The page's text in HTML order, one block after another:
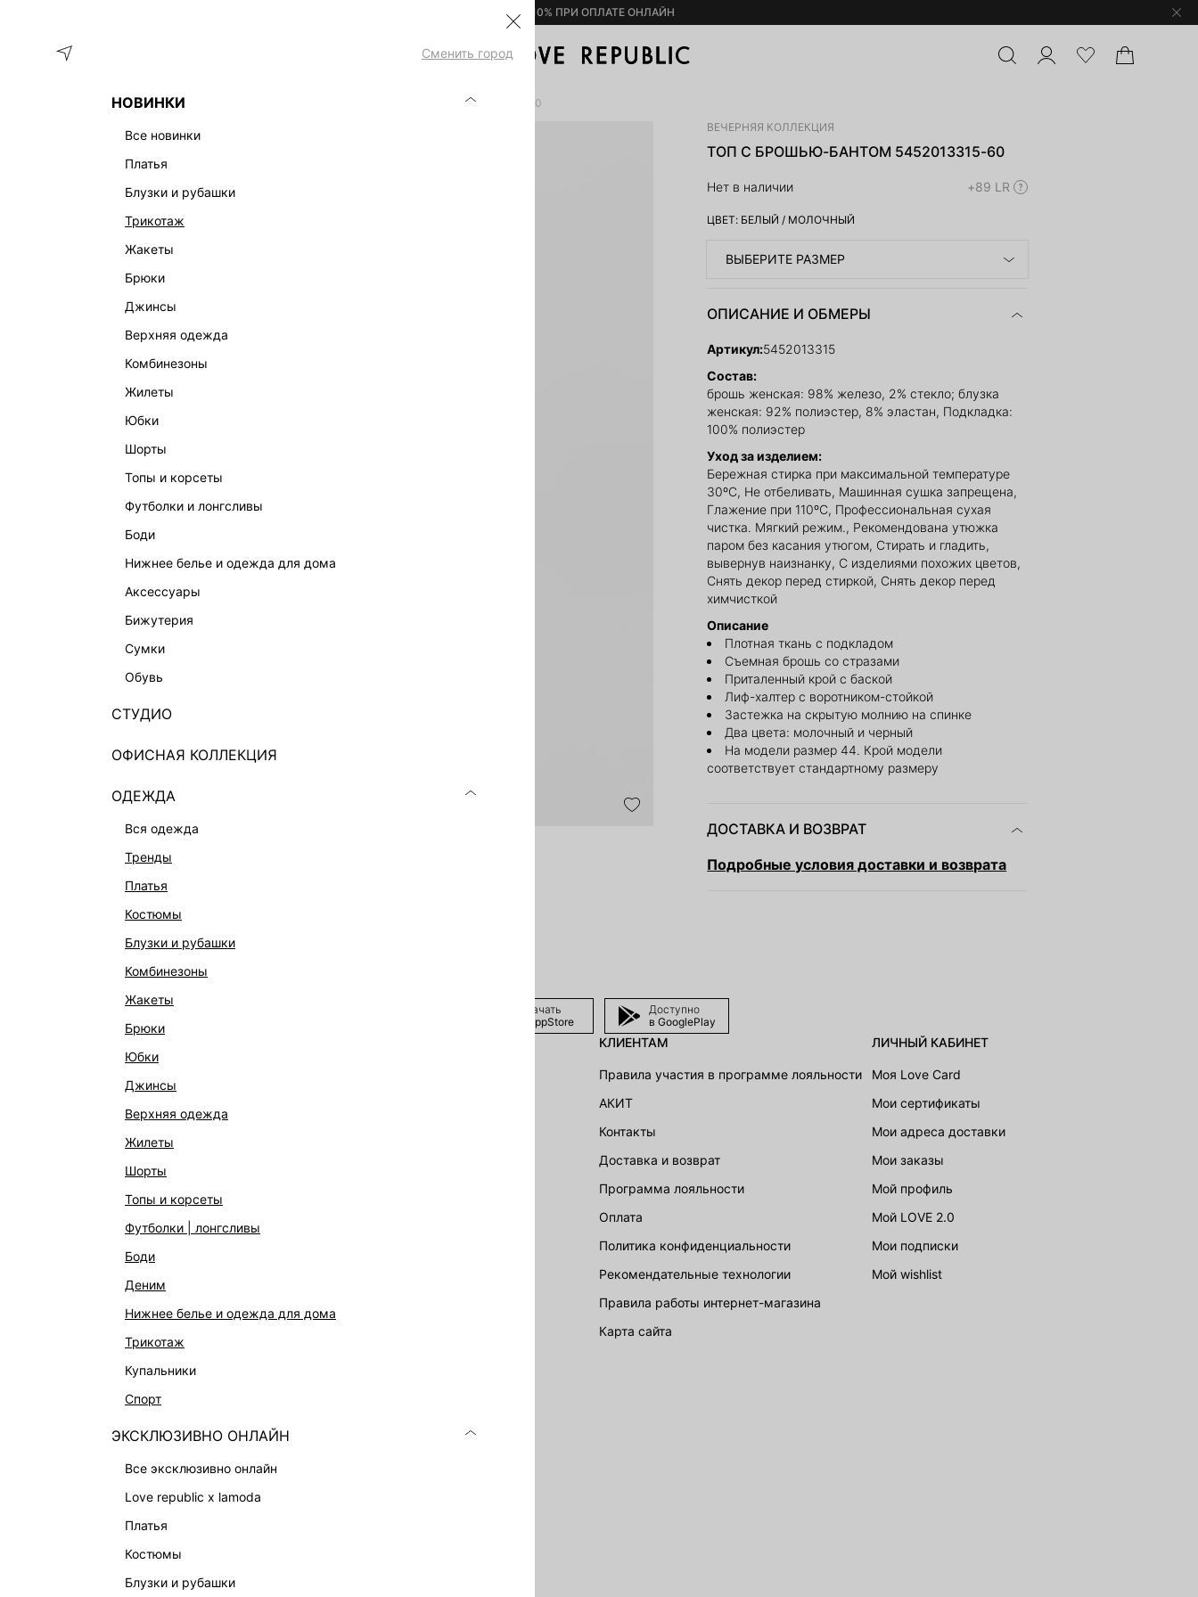
– 10% ПРИ ОПЛАТЕ ОНЛАЙН
Сменить город
НОВИНКИ
все новинки
платья
блузки и рубашки
трикотаж
жакеты
брюки
джинсы
верхняя одежда
комбинезоны
жилеты
юбки
шорты
топы и корсеты
футболки и лонгсливы
боди
нижнее белье и одежда для дома
аксессуары
бижутерия
сумки
обувь
СТУДИО
ОФИСНАЯ КОЛЛЕКЦИЯ
ОДЕЖДА
вся одежда
тренды
платья
костюмы
блузки и рубашки
комбинезоны
жакеты
брюки
юбки
джинсы
верхняя одежда
жилеты
шорты
топы и корсеты
футболки | лонгсливы
боди
деним
нижнее белье и одежда для дома
трикотаж
купальники
спорт
ЭКСКЛЮЗИВНО ОНЛАЙН
все эксклюзивно онлайн
love republic x lamoda
платья
костюмы
блузки и рубашки
ОДЕЖДА
ТОП С БРОШЬЮ-БАНТОМ 5452013315-60
ВЕЧЕРНЯЯ КОЛЛЕКЦИЯ
ТОП С БРОШЬЮ-БАНТОМ 5452013315-60
Нет в наличии +89 LR
ЦВЕТ: БЕЛЫЙ / МОЛОЧНЫЙ
ВЫБЕРИТЕ РАЗМЕР
ОПИСАНИЕ И ОБМЕРЫ
Артикул:5452013315
Состав:
брошь женская: 98% железо, 2% стекло; блузка
женская: 92% полиэстер, 8% эластан, Подкладка:
100% полиэстер
Уход за изделием:
Бережная стирка при максимальной температуре
30ºС, Не отбеливать, Машинная сушка запрещена,
Глажение при 110ºС, Профессиональная сухая
чистка. Мягкий режим., Рекомендована утюжка
паром без касания утюгом, Стирать и гладить,
вывернув наизнанку, С изделиями похожих цветов,
Снять декор перед стиркой, Снять декор перед
химчисткой
Описание
Плотная ткань с подкладом
Съемная брошь со стразами
Приталенный крой с баской
Лиф-халтер с воротником-стойкой
Застежка на скрытую молнию на спинке
Два цвета: молочный и черный
На модели размер 44. Крой модели
соответствует стандартному размеру
ДОСТАВКА И ВОЗВРАТ
Подробные условия доставки и возврата
Скачать
в AppStore
Доступно
в GooglePlay
ЛИМИТИРОВАННЫЕ КОЛЛЕКЦИИ
КАПСУЛЬНЫЙ ГАРДЕРОБ
В ОТТЕНКАХ СЕРОГО
LOVE REPUBLIC MAISON
ДАЙДЖЕСТ
КЛИЕНТАМ
Правила участия в программе лояльности
АКИТ
Контакты
Доставка и возврат
Программа лояльности
Оплата
Политика конфиденциальности
Рекомендательные технологии
Правила работы интернет-магазина
карта сайта
ЛИЧНЫЙ КАБИНЕТ
Моя Love Card
Мои сертификаты
Мои адреса доставки
Мои заказы
Мой профиль
Мой LOVE 2.0
Мои подписки
Мой wishlist